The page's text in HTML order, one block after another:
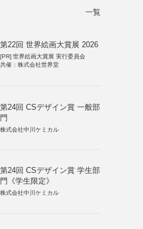
一覧
第22回 世界絵画大賞展 2026
[PR] 世界絵画大賞展 実行委員会
共催：株式会社世界堂
第24回 CSデザイン賞 一般部
門
株式会社中川ケミカル
第24回 CSデザイン賞 学生部
門《学生限定》
株式会社中川ケミカル